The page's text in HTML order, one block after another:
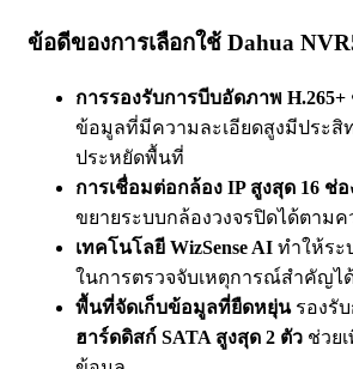
ข้อดีของการเลือกใช้ Dahua
การรองรับการบีบอัดภาพ H.265+
ข้อมูลที่มีความละเอียดสูงมีประ
ประหยัดพื้นที่
การเชื่อมต่อกล้อง IP สูงสุด 16 ช่อ
ขยายระบบกล้องวงจรปิดได้ตามค
เทคโนโลยี WizSense AI ทำให้ระ
ในการตรวจจับเหตุการณ์สำคัญไ
พื้นที่จัดเก็บข้อมูลที่ยืดหยุ่นรองรับ
ฮาร์ดดิสก์ SATA สูงสุด 2 ตัว ช่วย